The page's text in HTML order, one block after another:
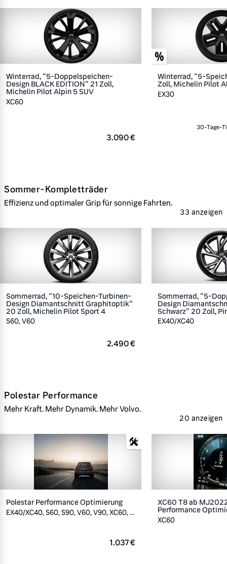
Winterrad, "5-Doppelspeichen-
Design BLACK EDITION" 21 Zoll,
Michelin Pilot Alpin 5 SUV
XC60
3.090 €
Winterrad, "5-
Zoll, Michelin Pilot
EX30
30-Tage-
Sommer-Kompletträder
Effizienz und optimaler Grip für sonnige Fahrten.
33 anzeigen
Sommerrad, "10-Speichen-Turbinen-
Design Diamantschnitt Graphitoptik"
20 Zoll, Michelin Pilot Sport 4
S60, V60
2.490 €
Sommerrad, "5-
Design
Schwarz" 20 Zoll,
EX40/XC40
Polestar Performance
Mehr Kraft. Mehr Dynamik. Mehr Volvo.
20 anzeigen
Polestar Performance Optimierung
EX40/XC40, S60, S90, V60, V90, XC60, ...
1.037 €
XC60 T8 ab
Performance
XC60